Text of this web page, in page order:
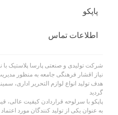
پاپکو
اطلاعات تماس
نیاز اقشار فرهنگی جامعه به منظور
هدف تولید انواع لوازم التحریر اداری،
گردید
پاپکو با سرلوحه قراردادن کیفیت
به عنوان یکی از تولید کنندگان مورد